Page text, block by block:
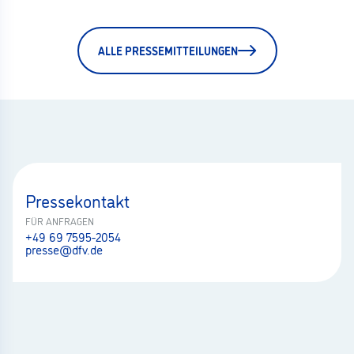
ALLE PRESSEMITTEILUNGEN
Pressekontakt
FÜR ANFRAGEN
+49 69 7595-2054
presse@dfv.de